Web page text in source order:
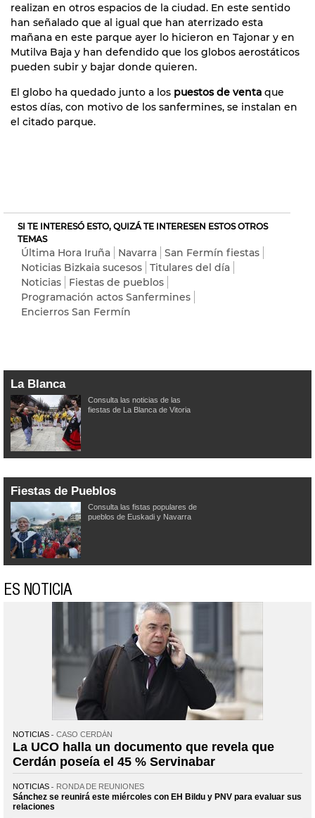
realizan en otros espacios de la ciudad. En este sentido
han señalado que al igual que han aterrizado esta
mañana en este parque ayer lo hicieron en Tajonar y en
Mutilva Baja y han defendido que los globos aerostáticos
pueden subir y bajar donde quieren.
El globo ha quedado junto a los puestos de venta que
estos días, con motivo de los sanfermines, se instalan en
el citado parque.
SI TE INTERESÓ ESTO, QUIZÁ TE INTERESEN ESTOS OTROS
TEMAS
Última Hora Iruña Navarra
San Fermín fiestas
Noticias Bizkaia sucesos
Titulares del día
Noticias
Fiestas de pueblos
Programación actos Sanfermines
Encierros San Fermín
La Blanca
Consulta las noticias de las
fiestas de La Blanca de Vitoria
Fiestas de Pueblos
Consulta las fistas populares de
pueblos de Euskadi y Navarra
ES NOTICIA
NOTICIAS CASO CERDÁN
La UCO halla un documento que revela que
Cerdán poseía el 45 % Servinabar
NOTICIAS RONDA DE REUNIONES
Sánchez se reunirá este miércoles con EH Bildu y PNV para evaluar sus
relaciones